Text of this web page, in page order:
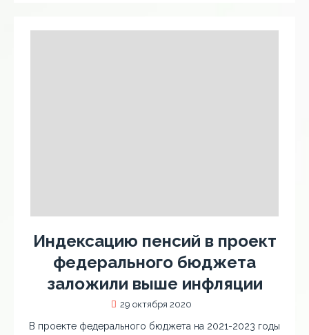
Индексацию пенсий в проект
федерального бюджета
заложили выше инфляции
29 октября 2020
В проекте федерального бюджета на 2021-2023 годы